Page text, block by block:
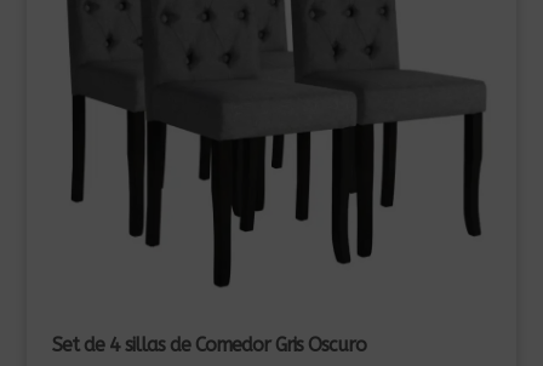
Set de 4 sillas de Comedor Gris Oscuro